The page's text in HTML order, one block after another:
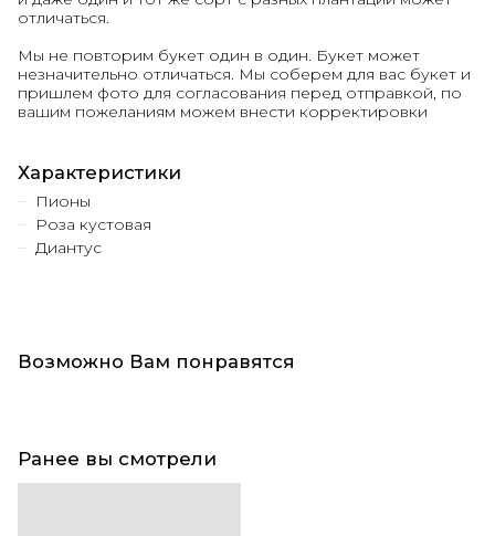
отличаться.
Мы не повторим букет один в один. Букет может
незначительно отличаться. Мы соберем для вас букет и
пришлем фото для согласования перед отправкой, по
вашим пожеланиям можем внести корректировки
Характеристики
Пионы
Роза кустовая
Диантус
Возможно Вам понравятся
Ранее вы смотрели